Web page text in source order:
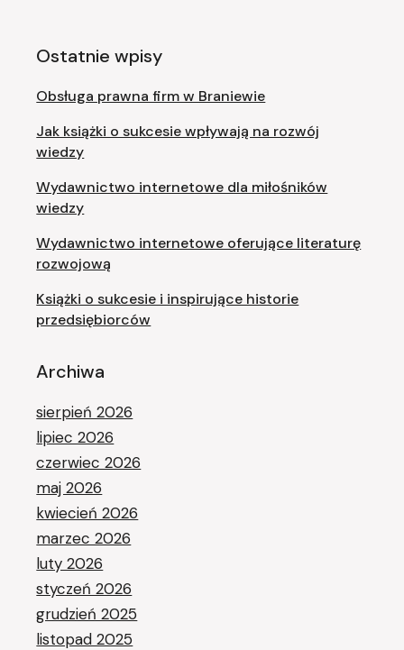
Ostatnie wpisy
Obsługa prawna firm w Braniewie
Jak książki o sukcesie wpływają na rozwój
wiedzy
Wydawnictwo internetowe dla miłośników
wiedzy
Wydawnictwo internetowe oferujące literaturę
rozwojową
Książki o sukcesie i inspirujące historie
przedsiębiorców
Archiwa
sierpień 2026
lipiec 2026
czerwiec 2026
maj 2026
kwiecień 2026
marzec 2026
luty 2026
styczeń 2026
grudzień 2025
listopad 2025